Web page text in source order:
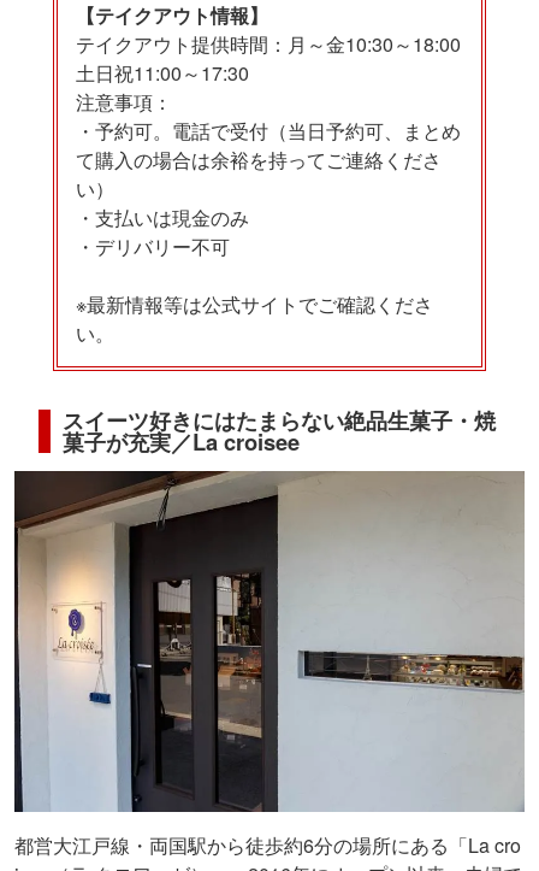
【テイクアウト情報】
テイクアウト提供時間：月～金10:30～18:00
土日祝11:00～17:30
注意事項：
・予約可。電話で受付（当日予約可、まとめ
て購入の場合は余裕を持ってご連絡くださ
い）
・支払いは現金のみ
・デリバリー不可
※最新情報等は公式サイトでご確認くださ
い。
スイーツ好きにはたまらない絶品生菓子・焼
菓子が充実／La croisee
都営大江戸線・両国駅から徒歩約6分の場所にある「La cro